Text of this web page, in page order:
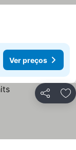
Ver preços
Partilhar